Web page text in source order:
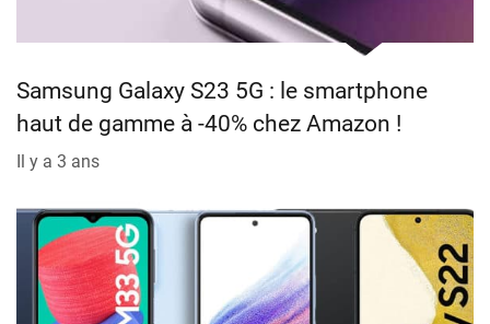
Samsung Galaxy S23 5G : le smartphone
haut de gamme à -40% chez Amazon !
Il y a 3 ans